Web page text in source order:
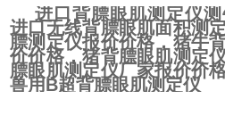
进口背膘眼肌测定仪
进口无线背膘眼肌面积测
膘测定仪报价价格，猪牛
价价格，猪背膘眼肌测定
膘眼肌测定仪厂家报价价
兽用B超背膘眼肌测定仪